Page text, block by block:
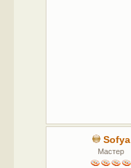
Sofya
Мастер